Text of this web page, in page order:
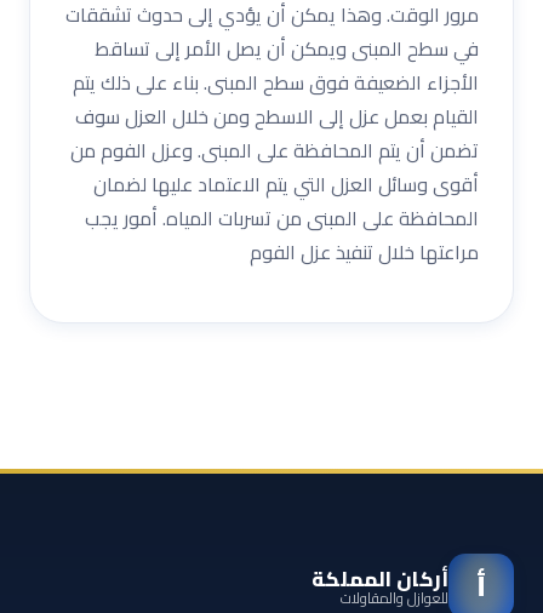
مرور الوقت. وهذا يمكن أن يؤدي إلى حدوث تشققات
في سطح المبنى ويمكن أن يصل الأمر إلى تساقط
الأجزاء الضعيفة فوق سطح المبنى. بناء على ذلك يتم
القيام بعمل عزل إلى الاسطح ومن خلال العزل سوف
تضمن أن يتم المحافظة على المبنى. وعزل الفوم من
أقوى وسائل العزل التي يتم الاعتماد عليها لضمان
المحافظة على المبنى من تسربات المياه. أمور يجب
مراعتها خلال تنفيذ عزل الفوم
أ أركان المملكة
للعوازل والمقاولات